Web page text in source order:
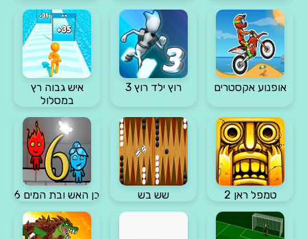
אופנוע אקסטרים רוץ ילד רוץ 3
איש גבוה רץ
במסלול
טמפל ראן 2 שש בש בן האש ובת המים 6